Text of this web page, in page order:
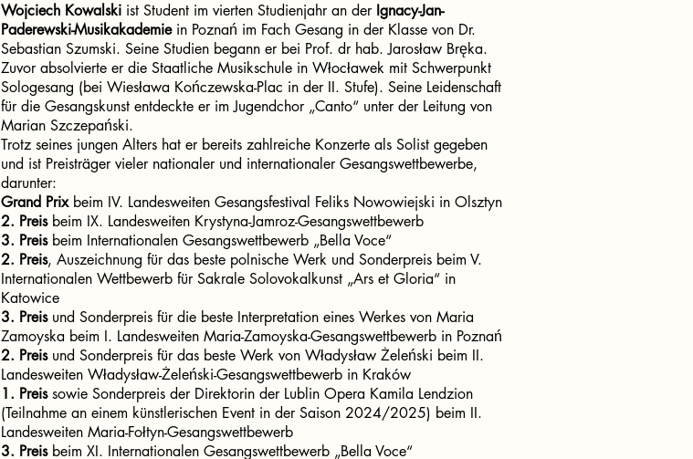
Wojciech Kowalski ist Student im vierten Studienjahr an der Ignacy-Jan-
Paderewski-Musikakademiein Poznań im Fach Gesang in der Klasse von Dr.
Sebastian Szumski. Seine Studien begann er bei Prof. dr hab. Jarosław Bręka.
Zuvor absolvierte er die Staatliche Musikschule in Włocławek mit Schwerpunkt
Sologesang (bei Wiesława Kończewska-Plac in der II. Stufe). Seine Leidenschaft
für die Gesangskunst entdeckte er im Jugendchor „Canto“ unter der Leitung von
Marian Szczepański.
Trotz seines jungen Alters hat er bereits zahlreiche Konzerte als Solist gegeben
und ist Preisträger vieler nationaler und internationaler Gesangswettbewerbe,
darunter:
Grand Prixbeim IV. Landesweiten Gesangsfestival Feliks Nowowiejski in Olsztyn
2. Preisbeim IX. Landesweiten Krystyna-Jamroz-Gesangswettbewerb
3. Preisbeim Internationalen Gesangswettbewerb „Bella Voce“
2. Preis, Auszeichnung für das beste polnische Werk und Sonderpreis beim V.
Internationalen Wettbewerb für Sakrale Solovokalkunst „Ars et Gloria“ in
Katowice
3. Preisund Sonderpreis für die beste Interpretation eines Werkes von Maria
Zamoyska beim I. Landesweiten Maria-Zamoyska-Gesangswettbewerb in Poznań
2. Preisund Sonderpreis für das beste Werk von Władysław Żeleński beim II.
Landesweiten Władysław-Żeleński-Gesangswettbewerb in Kraków
1. Preissowie Sonderpreis der Direktorin der Lublin Opera Kamila Lendzion
(Teilnahme an einem künstlerischen Event in der Saison 2024/2025) beim II.
Landesweiten Maria-Fołtyn-Gesangswettbewerb
3. Preisbeim XI. Internationalen Gesangswettbewerb „Bella Voce“